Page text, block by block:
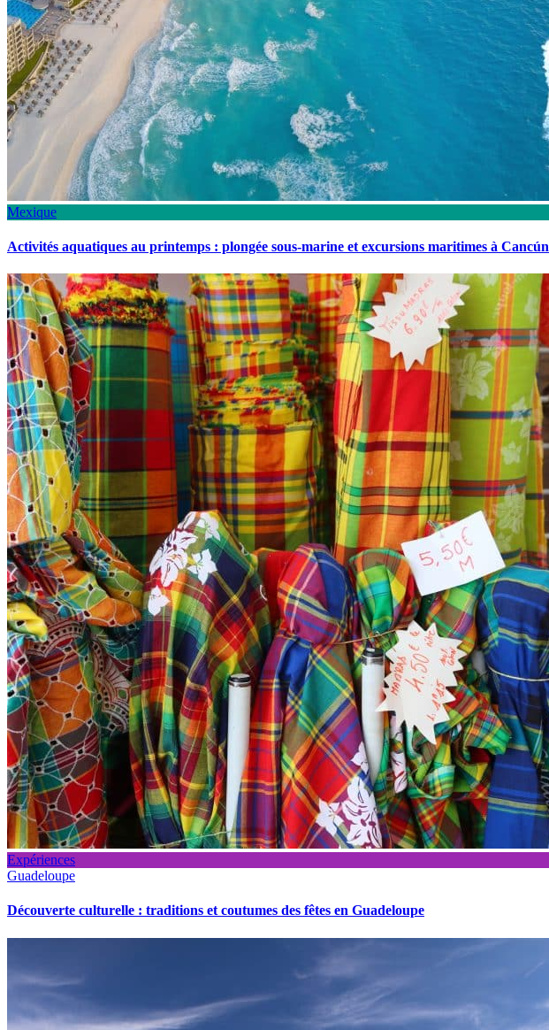
Mexique
Activités aquatiques au printemps : plongée sous-marine et excursions maritimes à Cancún
Expériences
Guadeloupe
Découverte culturelle : traditions et coutumes des fêtes en Guadeloupe